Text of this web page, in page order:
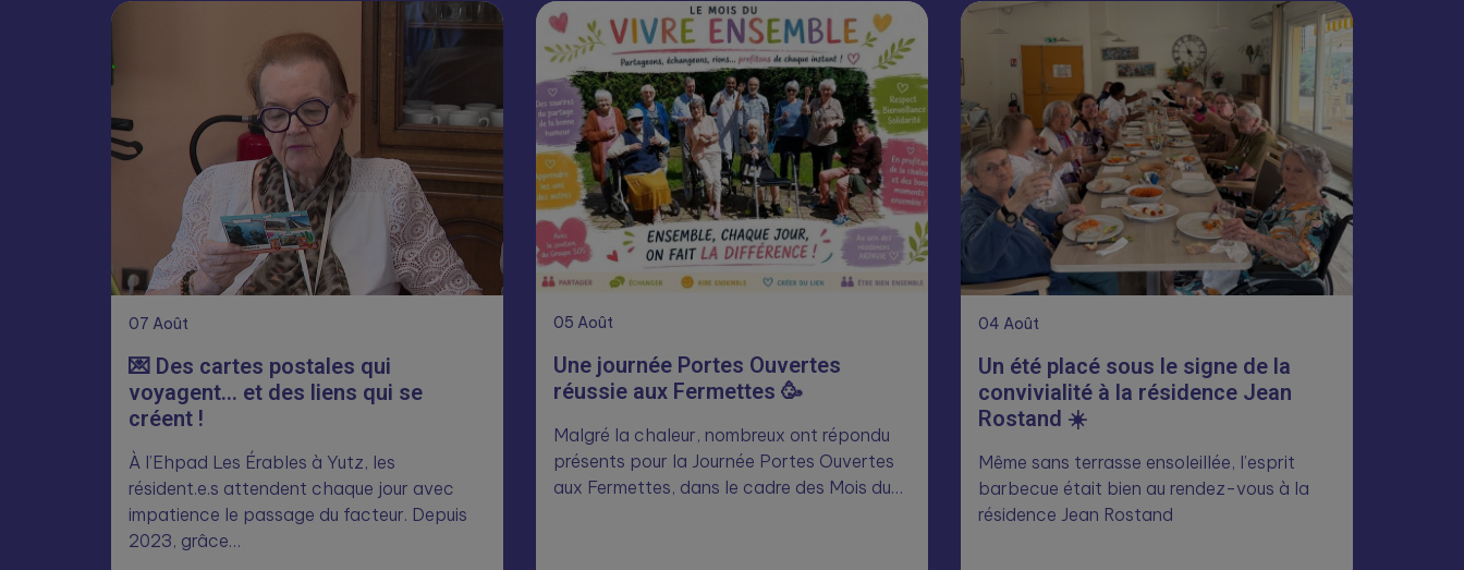
07 Août
💌 Des cartes postales qui
voyagent… et des liens qui se
créent !
À l’Ehpad Les Érables à Yutz, les
résident.e.s attendent chaque jour avec
impatience le passage du facteur. Depuis
2023, grâce…
05 Août
Une journée Portes Ouvertes
réussie aux Fermettes 🥳
Malgré la chaleur, nombreux ont répondu
présents pour la Journée Portes Ouvertes
aux Fermettes, dans le cadre des Mois du…
04 Août
Un été placé sous le signe de la
convivialité à la résidence Jean
Rostand ☀️
Même sans terrasse ensoleillée, l’esprit
barbecue était bien au rendez-vous à la
résidence Jean Rostand